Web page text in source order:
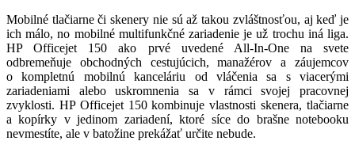
Mobilné tlačiarne či skenery nie sú až takou zvláštnosťou, aj keď je
ich málo, no mobilné multifunkčné zariadenie je už trochu iná liga.
HP Officejet 150 ako prvé uvedené All-In-One na svete
odbremeňuje obchodných cestujúcich, manažérov a záujemcov
o kompletnú mobilnú kanceláriu od vláčenia sa s viacerými
zariadeniami alebo uskromnenia sa v rámci svojej pracovnej
zvyklosti. HP Officejet 150 kombinuje vlastnosti skenera, tlačiarne
a kopírky v jedinom zariadení, ktoré síce do brašne notebooku
nevmestíte, ale v batožine prekážať určite nebude.